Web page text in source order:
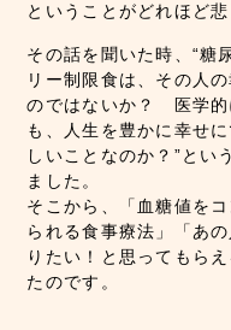
ということがどれほど悲
その話を聞いた時、“糖
リー制限食は、その人
のではないか？ 医学的
も、人生を豊かに幸せ
しいことなのか？”とい
ました。
そこから、「血糖値を
られる食事療法」「あ
りたい！と思ってもら
たのです。